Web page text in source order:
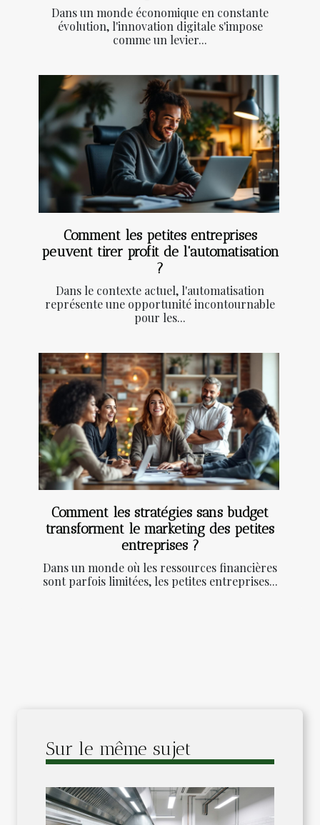
Dans un monde économique en constante
évolution, l'innovation digitale s'impose
comme un levier...
Comment les petites entreprises
peuvent tirer profit de l'automatisation
?
Dans le contexte actuel, l'automatisation
représente une opportunité incontournable
pour les...
Comment les stratégies sans budget
transforment le marketing des petites
entreprises ?
Dans un monde où les ressources financières
sont parfois limitées, les petites entreprises...
Sur le même sujet